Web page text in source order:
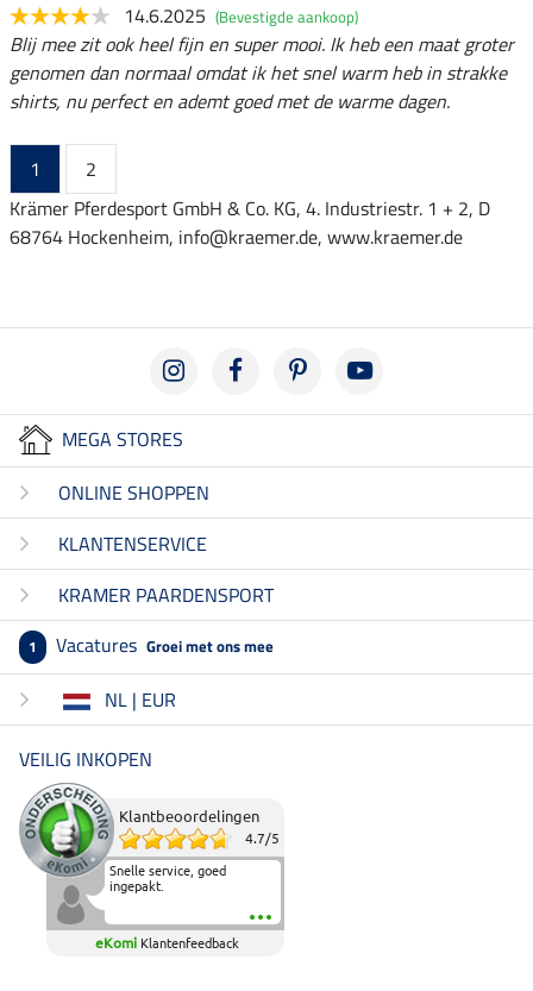
14.6.2025 (Bevestigde aankoop)
Blij mee zit ook heel fijn en super mooi. Ik heb een maat groter
genomen dan normaal omdat ik het snel warm heb in strakke
shirts, nu perfect en ademt goed met de warme dagen.
1
2
Krämer Pferdesport GmbH & Co. KG, 4. Industriestr. 1 + 2, D
68764 Hockenheim, info@kraemer.de, www.kraemer.de
MEGA STORES
ONLINE SHOPPEN
KLANTENSERVICE
KRAMER PAARDENSPORT
1 Vacatures Groei met ons mee
NL | EUR
VEILIG INKOPEN
Klantbeoordelingen
4.7/5
Snelle service, goed
ingepakt.
eKomi Klantenfeedback